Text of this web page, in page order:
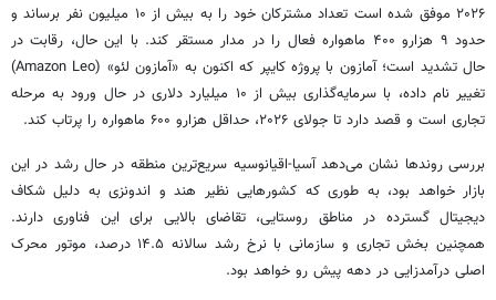
۲۰۲۶ موفق شده است تعداد مشترکان خود را به بیش از ۱۰ میلیون نفر برساند و
حدود ۹ هزارو ۴۰۰ ماهواره فعال را در مدار مستقر کند. با این حال، رقابت در
حال تشدید است؛ آمازون با پروژه کایپر که اکنون به «آمازون لئو» (Amazon Leo)
تغییر نام داده، با سرمایه‌گذاری بیش از ۱۰ میلیارد دلاری در حال ورود به مرحله
تجاری است و قصد دارد تا جولای ۲۰۲۶، حداقل هزارو ۶۰۰ ماهواره را پرتاب کند.
بررسی روندها نشان می‌دهد آسیا-اقیانوسیه سریع‌ترین منطقه در حال رشد در این
بازار خواهد بود، به طوری که کشورهایی نظیر هند و اندونزی به دلیل شکاف
دیجیتال گسترده در مناطق روستایی، تقاضای بالایی برای این فناوری دارند.
همچنین بخش تجاری و سازمانی با نرخ رشد سالانه ۱۴.۵ درصد، موتور محرک
اصلی درآمدزایی در دهه پیش رو خواهد بود.